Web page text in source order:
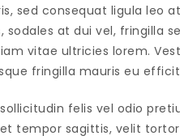
sed consequat ligula leo
at dui vel, fringilla
vitae ultricies lorem.
fringilla mauris eu
felis vel odio
tempor sagittis, velit